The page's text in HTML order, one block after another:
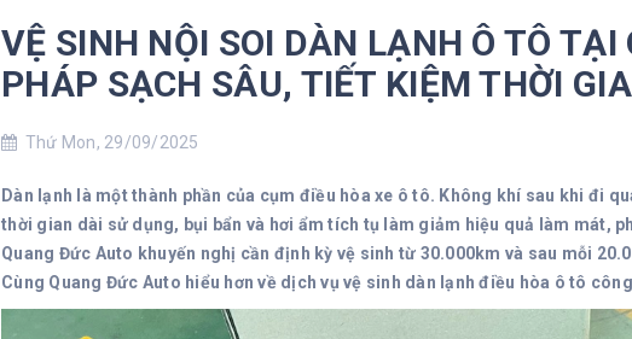
VỆ SINH NỘI SOI DÀN LẠNH Ô TÔ
PHÁP SẠCH SÂU, TIẾT KIỆM THỜI
Thứ Mon, 29/09/2025
Dàn lạnh là một thành phần của cụm điều hòa xe ô tô. Không khí sau khi đi
thời gian dài sử dụng, bụi bẩn và hơi ẩm tích tụ làm giảm hiệu quả làm mát,
Quang Đức Auto khuyến nghị cần định kỳ vệ sinh từ 30.000km và sau mỗi
Cùng Quang Đức Auto hiểu hơn về dịch vụ vệ sinh dàn lạnh điều hòa ô tô